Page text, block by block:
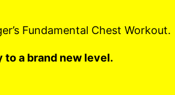
Fundamental Chest Workout.
a brand new level.